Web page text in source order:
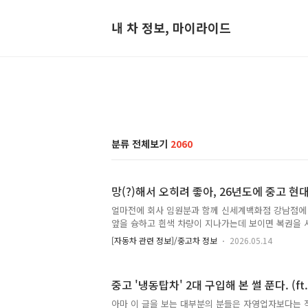
내 차 정보, 마이라이드
분류 전체보기 2060
망(?)해서 오히려 좋아, 26년도에 중고 현
얼마전에 회사 임원분과 함께 신세계백화점 강남점
앞을 슝하고 흰색 차량이 지나가는데 보이면 복권을
란'이었죠. 속으로 '꽤나 레이템이 지나가네' 싶었는
이렇게 물어보시더군요."저 차 아슬란이지? 저거 어
게 던져주시더군요.그랜저 고급형이고 FWD 중엔 제
스가 있던지라 망했죠. 그런데 지금 천 만원도 안할
[자동차 관련 정보]/중고차 정보 2026.05.14
중고 '냉동탑차' 2대 구입해 본 썰 푼다.
아마 이 글을 보는 대부분의 분들은 자영업자보다는